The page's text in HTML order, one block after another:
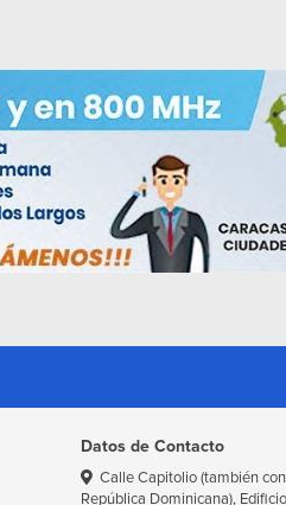
Datos de Contacto
Calle Capitolio (también
República Dominicana),